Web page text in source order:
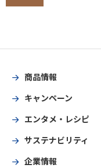
商品情報
キャンペーン
エンタメ・レシピ
サステナビリティ
企業情報